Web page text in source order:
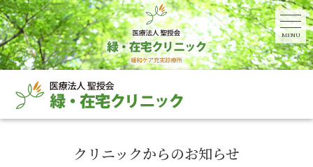
MENU
クリニックからのお知らせ